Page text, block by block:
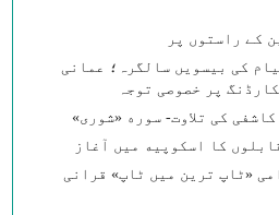
کے راستوں پر
کی بیسویں سالگرہ؛ عمانی
پر خصوصی توجہ
کی تلاوت- سوره‌‌ «شوری»
کا اسکوپیه میں آغاز
«ٹاپ ترین میں ٹاپ» قرانی